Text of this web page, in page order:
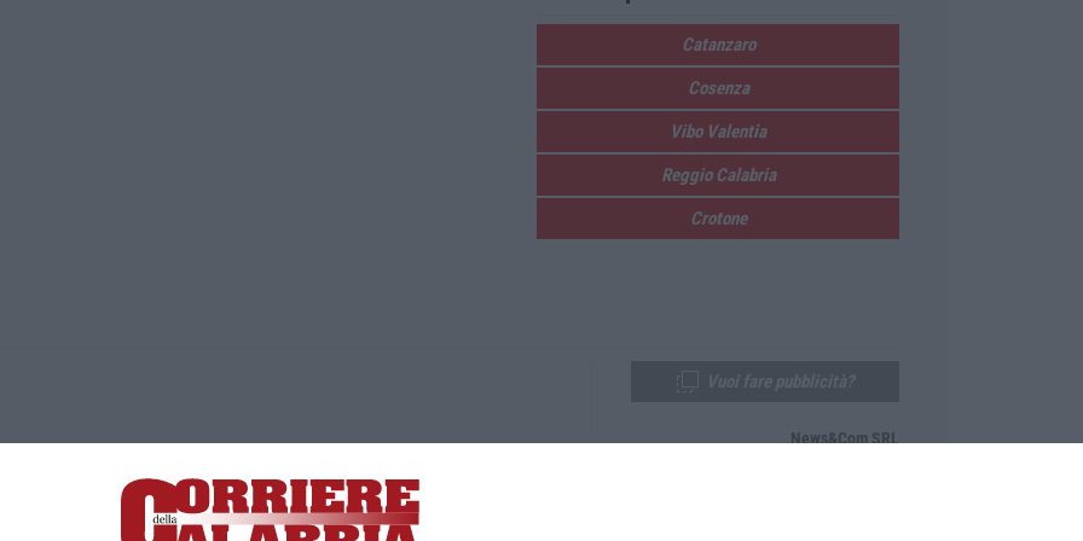
Catanzaro
Cosenza
Vibo Valentia
Reggio Calabria
Crotone
Lamezia Terme (CZ)
responsabile Paola Militano |Privacy
News&Com SRL